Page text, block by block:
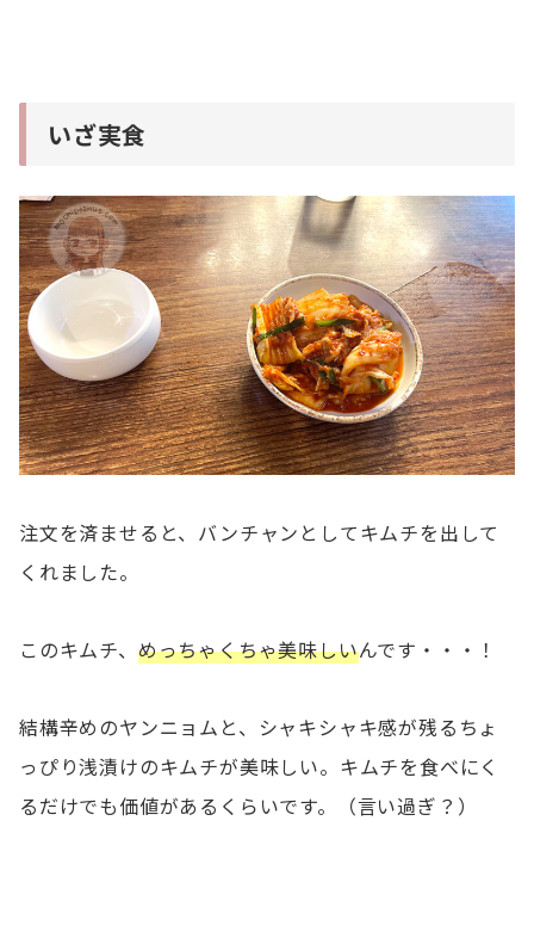
いざ実食
注文を済ませると、バンチャンとしてキムチを出して
くれました。
このキムチ、 めっちゃくちゃ美味しいんです・・・！
結構辛めのヤンニョムと、シャキシャキ感が残るちょ
っぴり浅漬けのキムチが美味しい。キムチを食べにく
るだけでも価値があるくらいです。（言い過ぎ？）